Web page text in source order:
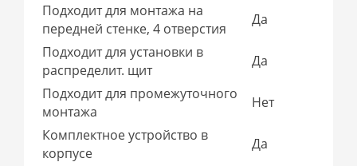
Подходит для монтажа на
передней стенке, 4 отверстия
Да
Подходит для установки в
распределит. щит
Да
Подходит для промежуточного
монтажа
Нет
Комплектное устройство в
корпусе
Да